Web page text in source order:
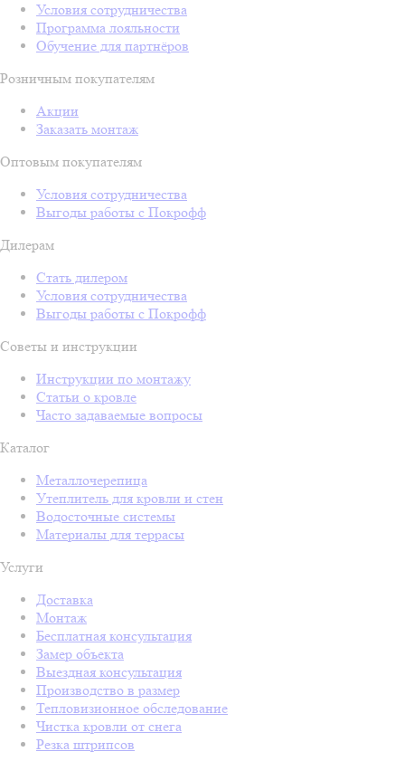
Условия сотрудничества
Программа лояльности
Обучение для партнёров
Розничным покупателям
Акции
Заказать монтаж
Оптовым покупателям
Условия сотрудничества
Выгоды работы с Покрофф
Дилерам
Стать дилером
Условия сотрудничества
Выгоды работы с Покрофф
Советы и инструкции
Инструкции по монтажу
Статьи о кровле
Часто задаваемые вопросы
Каталог
Металлочерепица
Утеплитель для кровли и стен
Водосточные системы
Материалы для террасы
Услуги
Доставка
Монтаж
Бесплатная консультация
Замер объекта
Выездная консультация
Производство в размер
Тепловизионное обследование
Чистка кровли от снега
Резка штрипсов